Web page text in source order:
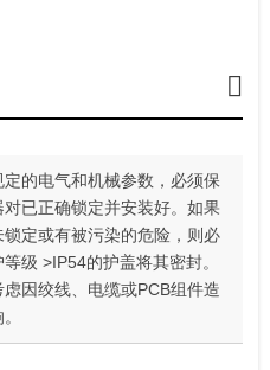
定的电气和机械参数，必须保
对已正确锁定并安装好。如果
锁定或有被污染的危险，则必
级 >IP54的护盖将其密封。
虑因绞线、电缆或PCB组件造